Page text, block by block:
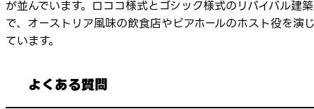
が並んでいます。ロココ様式とゴシック様式のリバイバル建築
で、オーストリア風味の飲食店やビアホールのホスト役を演
ています。
よくある質問